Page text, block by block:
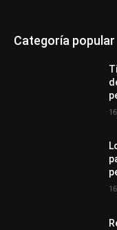
Categoría popular